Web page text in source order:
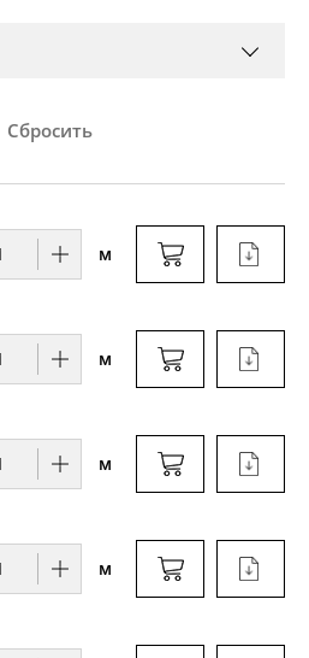
Сбросить
м
м
м
м